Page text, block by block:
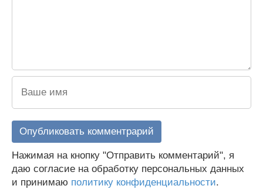
Нажимая на кнопку "Отправить комментарий", я
даю согласие на обработку персональных данных
и принимаю политику конфиденциальности.